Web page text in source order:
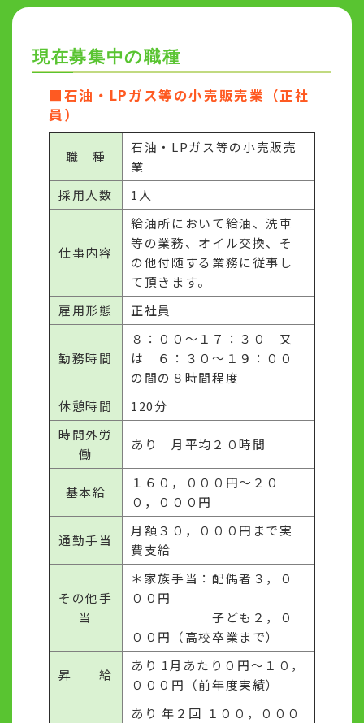
現在募集中の職種
■石油・LPガス等の小売販売業（正社
員）
職 種
石油・LPガス等の小売販売
業
採用人数
1人
仕事内容
給油所において給油、洗車
等の業務、オイル交換、そ
の他付随する業務に従事し
て頂きます。
雇用形態
正社員
勤務時間
８：００～１７：３０ 又
は ６：３０～１９：００
の間の８時間程度
休憩時間
120分
時間外労
働
あり 月平均２０時間
基本給
１６０，０００円～２０
０，０００円
通勤手当
月額３０，０００円まで実
費支給
その他手
当
＊家族手当：配偶者３，０
００円
子ども２，０
００円（高校卒業まで）
昇 給
あり 1月あたり０円～１０，
０００円（前年度実績）
あり 年２回 １００，０００